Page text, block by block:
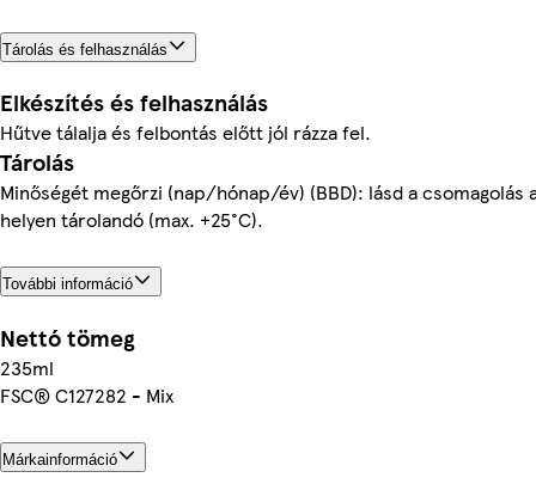
Tárolás és felhasználás
Elkészítés és felhasználás
Hűtve tálalja és felbontás előtt jól rázza fel.
Tárolás
Minőségét megőrzi (nap/hónap/év) (BBD): lásd a csomagolás
helyen tárolandó (max. +25°C).
További információ
Nettó tömeg
235ml
FSC® C127282 - Mix
Márkainformáció